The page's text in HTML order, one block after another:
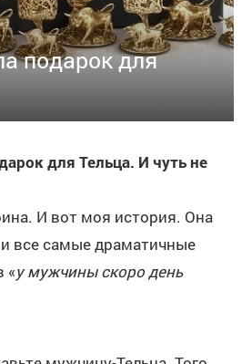
подарок для
для Тельца. И чуть не
И вот моя история. Она
и все самые драматичные
«у мужчины скоро день